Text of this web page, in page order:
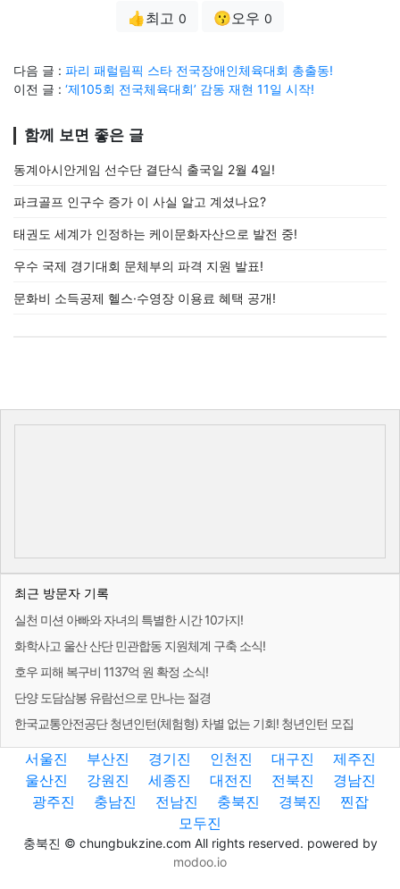
👍최고 0 😗오우 0
다음 글 : 파리 패럴림픽 스타 전국장애인체육대회 총출동!
이전 글 : ‘제105회 전국체육대회’ 감동 재현 11일 시작!
함께 보면 좋은 글
동계아시안게임 선수단 결단식 출국일 2월 4일!
파크골프 인구수 증가 이 사실 알고 계셨나요?
태권도 세계가 인정하는 케이문화자산으로 발전 중!
우수 국제 경기대회 문체부의 파격 지원 발표!
문화비 소득공제 헬스·수영장 이용료 혜택 공개!
최근 방문자 기록
실천 미션 아빠와 자녀의 특별한 시간 10가지!
화학사고 울산 산단 민관합동 지원체계 구축 소식!
호우 피해 복구비 1137억 원 확정 소식!
단양 도담삼봉 유람선으로 만나는 절경
한국교통안전공단 청년인턴(체험형) 차별 없는 기회! 청년인턴 모집
서울진 부산진 경기진 인천진 대구진
제주진
울산진
강원진 세종진 대전진 전북진
경남진
광주진
충남진 전남진 충북진 경북진
찐잡
모두진
충북진 © chungbukzine.com All rights reserved. powered by
modoo.io